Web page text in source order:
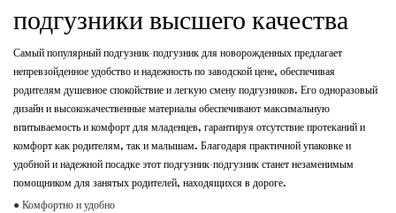
подгузники высшего качества
Самый популярный подгузник-подгузник для новорожденных предлагает
непревзойденное удобство и надежность по заводской цене, обеспечивая
родителям душевное спокойствие и легкую смену подгузников. Его одноразовый
дизайн и высококачественные материалы обеспечивают максимальную
впитываемость и комфорт для младенцев, гарантируя отсутствие протеканий и
комфорт как родителям, так и малышам. Благодаря практичной упаковке и
удобной и надежной посадке этот подгузник-подгузник станет незаменимым
помощником для занятых родителей, находящихся в дороге.
● Комфортно и удобно